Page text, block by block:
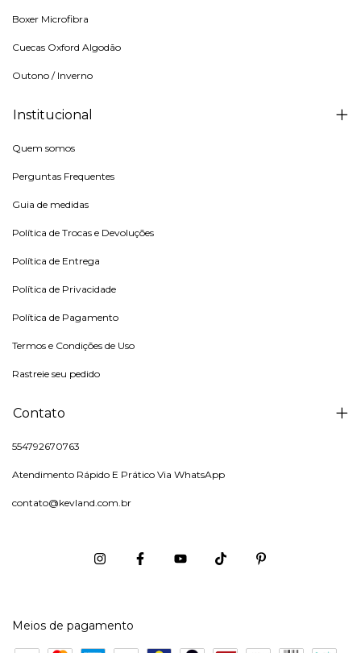
Boxer Microfibra
Cuecas Oxford Algodão
Outono / Inverno
Institucional
Quem somos
Perguntas Frequentes
Guia de medidas
Política de Trocas e Devoluções
Política de Entrega
Política de Privacidade
Política de Pagamento
Termos e Condições de Uso
Rastreie seu pedido
Contato
554792670763
Atendimento Rápido E Prático Via WhatsApp
contato@kevland.com.br
Meios de pagamento